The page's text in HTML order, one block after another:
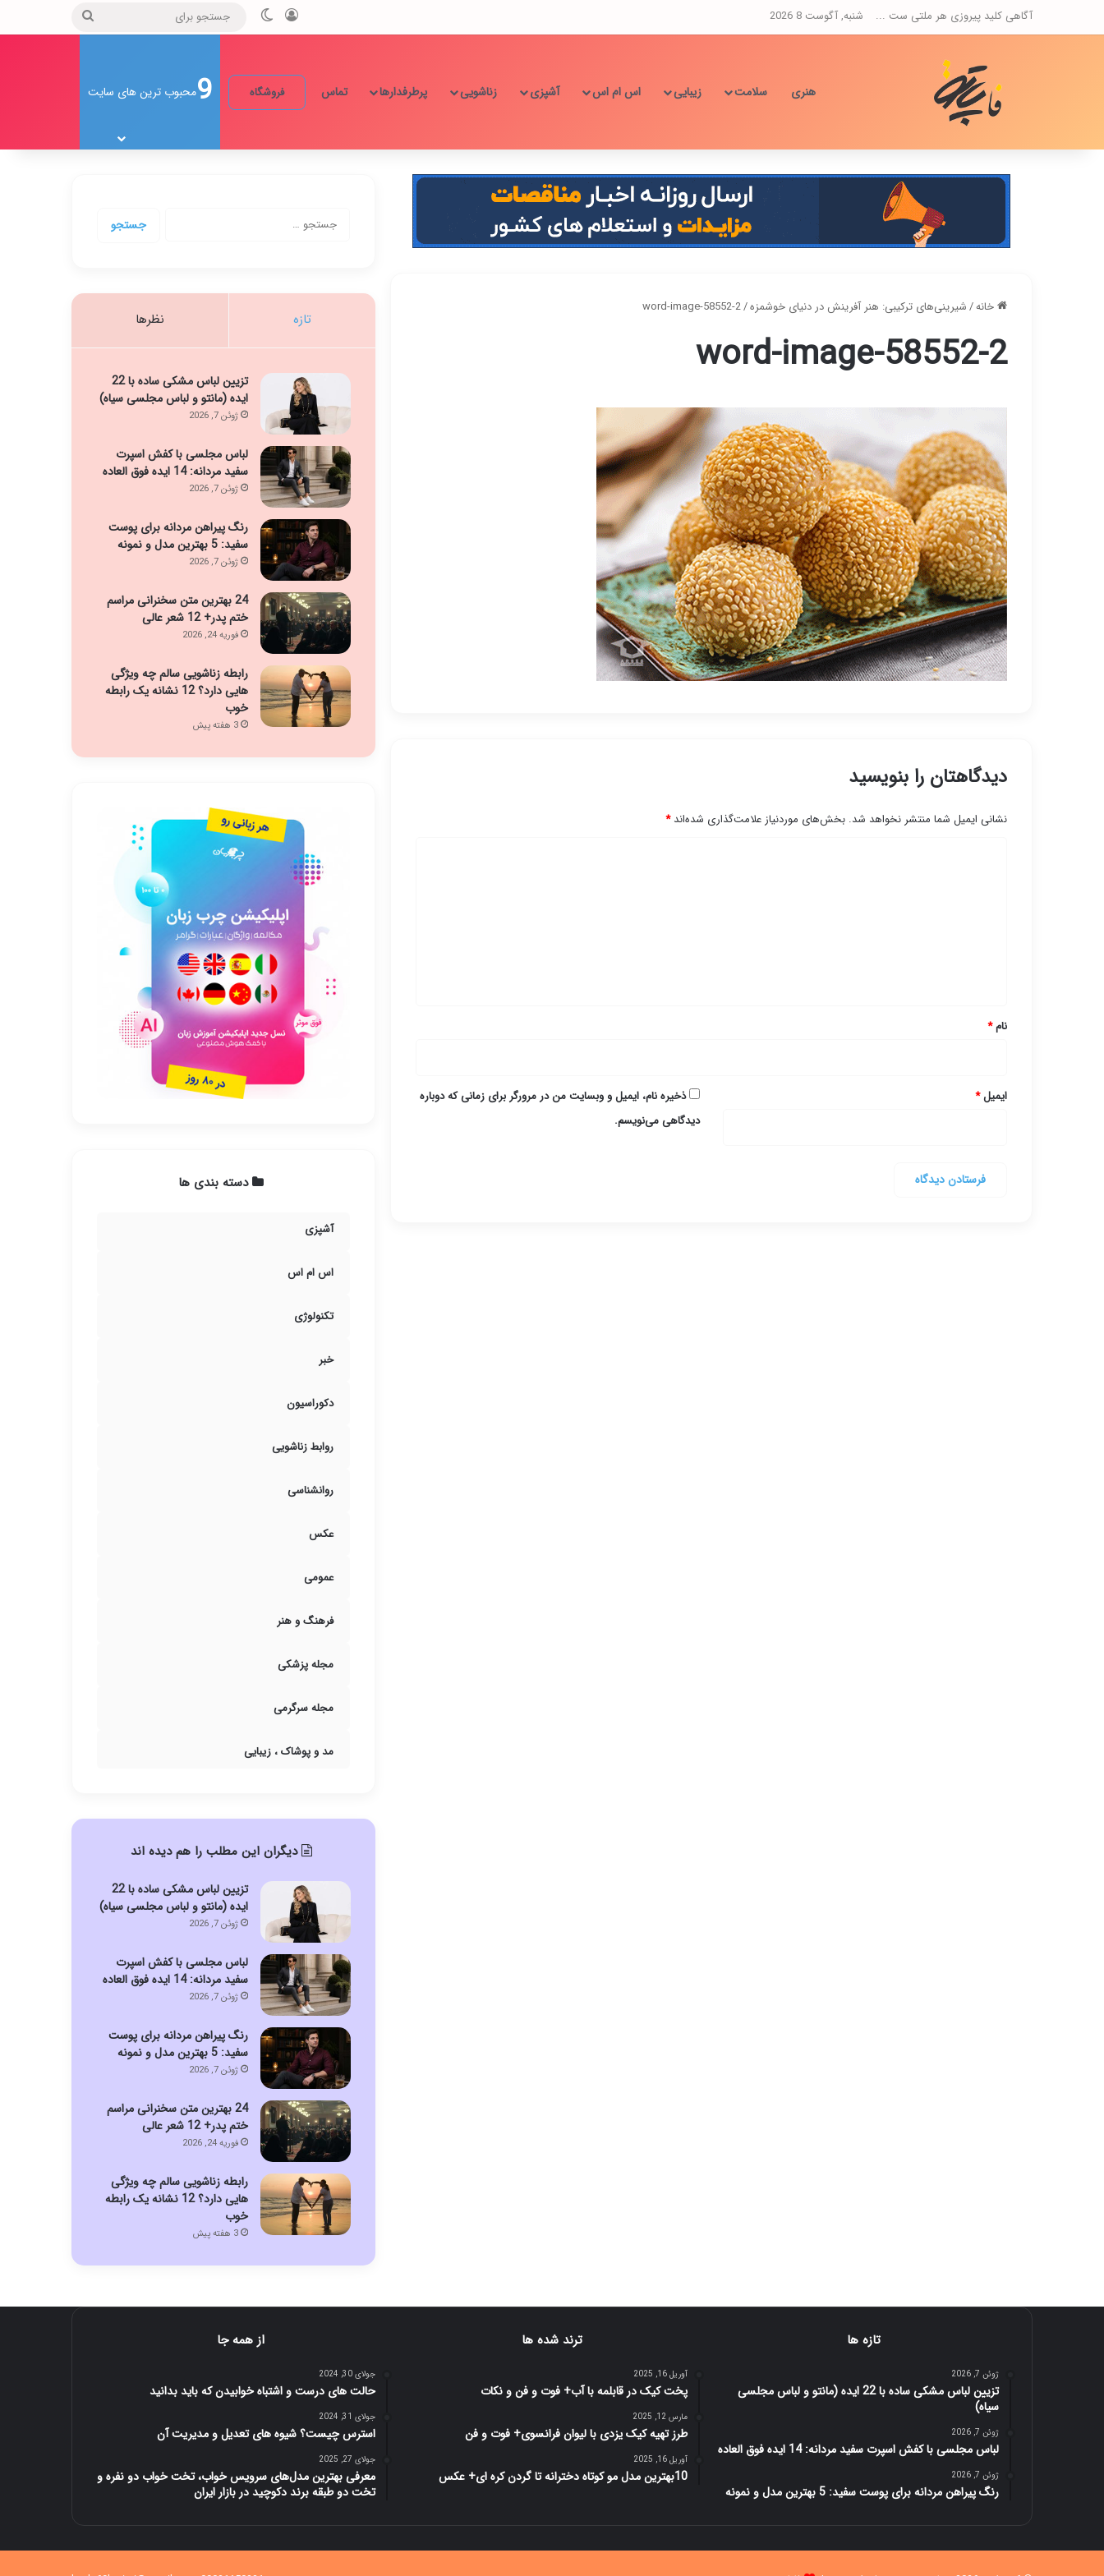
آگاهی کلید پیروزی هر ملتی ست ... شنبه, آگوست 8 2026 ورود تغییر پوسته
جستجو
هنری سلامت زیبایی اس ام اس آشپزی زناشویی پرطرفدارها تماس فروشگاه 9محبوب ترین های سایت
خانه/شیرینی‌های ترکیبی: هنر آفرینش در دنیای خوشمزه/
word-image-58552-2
word-image-58552-2
دیدگاهتان را بنویسید
نشانی ایمیل شما منتشر نخواهد شد. بخش‌های موردنیاز علامت‌گذاری شده‌اند*
نام*
ایمیل*
ذخیره نام، ایمیل و وبسایت من در مرورگر برای زمانی که دوباره
دیدگاهی می‌نویسم.
تازه نظرها
تزیین لباس مشکی ساده با 22
ایده (مانتو و لباس مجلسی سیاه)
ژوئن 7, 2026
لباس مجلسی با کفش اسپرت
سفید مردانه: 14 ایده فوق العاده
ژوئن 7, 2026
رنگ پیراهن مردانه برای پوست
سفید: 5 بهترین مدل و نمونه
ژوئن 7, 2026
24 بهترین متن سخنرانی مراسم
ختم پدر+ 12 شعر عالی
فوریه 24, 2026
رابطه زناشویی سالم چه ویژگی
هایی دارد؟ 12 نشانه یک رابطه
خوب
3 هفته پیش
دسته بندی ها
آشپزی
اس ام اس
تکنولوژی
خبر
دکوراسیون
روابط زناشویی
روانشناسی
عکس
عمومی
فرهنگ و هنر
مجله پزشکی
مجله سرگرمی
مد و پوشاک ، زیبایی
دیگران این مطلب را هم دیده اند
تزیین لباس مشکی ساده با 22
ایده (مانتو و لباس مجلسی سیاه)
ژوئن 7, 2026
لباس مجلسی با کفش اسپرت
سفید مردانه: 14 ایده فوق العاده
ژوئن 7, 2026
رنگ پیراهن مردانه برای پوست
سفید: 5 بهترین مدل و نمونه
ژوئن 7, 2026
24 بهترین متن سخنرانی مراسم
ختم پدر+ 12 شعر عالی
فوریه 24, 2026
رابطه زناشویی سالم چه ویژگی
هایی دارد؟ 12 نشانه یک رابطه
خوب
3 هفته پیش
تازه ها
ژوئن 7, 2026
تزیین لباس مشکی ساده با 22 ایده (مانتو و لباس مجلسی
سیاه)
ژوئن 7, 2026
لباس مجلسی با کفش اسپرت سفید مردانه: 14 ایده فوق العاده
ژوئن 7, 2026
رنگ پیراهن مردانه برای پوست سفید: 5 بهترین مدل و نمونه
ترند شده ها
آوریل 16, 2025
پخت کیک در قابلمه با آب+ فوت و فن و نکات
مارس 12, 2025
طرز تهیه کیک یزدی با لیوان فرانسوی+ فوت و فن
آوریل 16, 2025
10بهترین مدل مو کوتاه دخترانه تا گردن کره ای+ عکس
از همه جا
جولای 30, 2024
حالت های درست و اشتباه خوابیدن که باید بدانید
جولای 31, 2024
استرس چیست؟ شیوه های تعدیل و مدیریت آن
جولای 27, 2025
معرفی بهترین مدل‌های سرویس خواب، تخت خواب دو نفره و
تخت دو طبقه برند دکوچید در بازار ایران